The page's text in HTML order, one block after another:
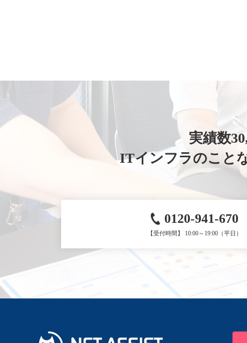
実績数
ITインフラのこと
0120-941-670
【受付時間】 10:00～19:00（平日）